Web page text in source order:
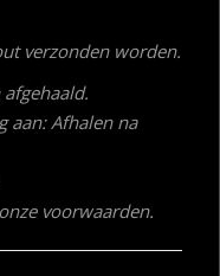
verzonden worden.
aan: Afhalen na
voorwaarden.